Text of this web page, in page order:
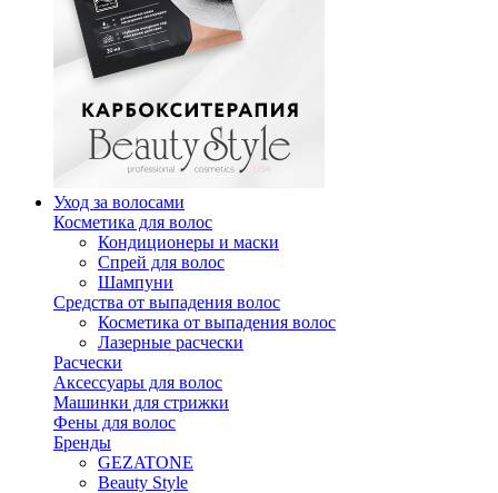
Уход за волосами
Косметика для волос
Кондиционеры и маски
Спрей для волос
Шампуни
Средства от выпадения волос
Косметика от выпадения волос
Лазерные расчески
Расчески
Аксессуары для волос
Машинки для стрижки
Фены для волос
Бренды
GEZATONE
Beauty Style